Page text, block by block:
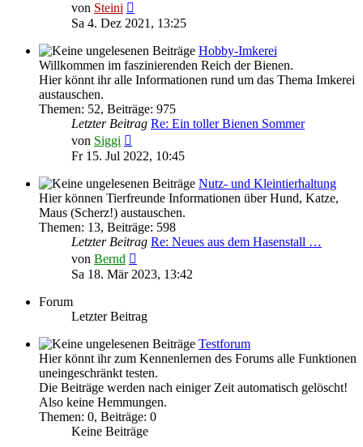
von Steini
Beitrag
Sa 4. Dez 2021, 13:25
Hobby-Imkerei
Willkommen im faszinierenden Reich der Bienen.
Hier könnt ihr alle Informationen rund um das Thema Imkerei
austauschen.
Themen: 52, Beiträge: 975
Letzter Beitrag Re: Ein toller Bienen Sommer
von Siggi
Beitrag
Fr 15. Jul 2022, 10:45
Nutz- und Kleintierhaltung
Hier können Tierfreunde Informationen über Hund, Katze,
Maus (Scherz!) austauschen.
Themen: 13, Beiträge: 598
Letzter Beitrag Re: Neues aus dem Hasenstall …
von Bernd
Beitrag
Sa 18. Mär 2023, 13:42
Forum
Letzter Beitrag
Testforum
Hier könnt ihr zum Kennenlernen des Forums alle Funktionen
uneingeschränkt testen.
Die Beiträge werden nach einiger Zeit automatisch gelöscht!
Also keine Hemmungen.
Themen: 0, Beiträge: 0
Keine Beiträge